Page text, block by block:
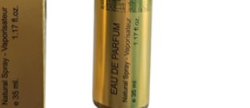
CALZADO
COMPLEMENTOS
TECNOLOGIA